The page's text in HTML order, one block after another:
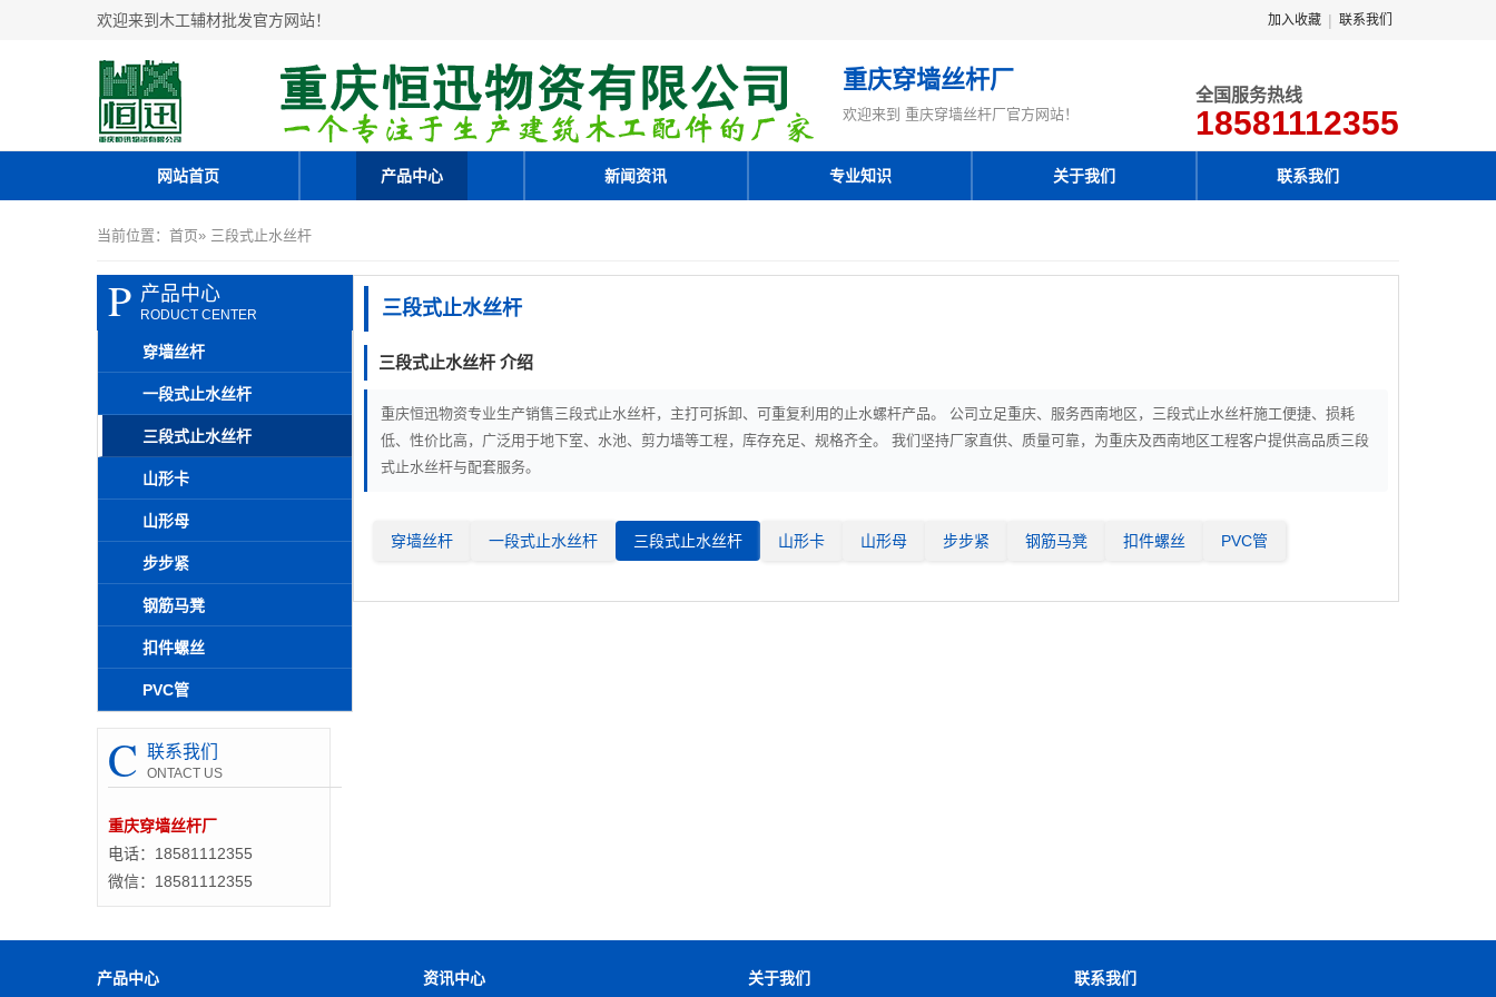
欢迎来到木工辅材批发官方网站！ 加入收藏 | 联系我们
重庆穿墙丝杆厂
欢迎来到 重庆穿墙丝杆厂官方网站！
全国服务热线
18581112355
网站首页 产品中心 新闻资讯 专业知识 关于我们 联系我们
当前位置： 首页» 三段式止水丝杆
P 产品中心
RODUCT CENTER
穿墙丝杆
一段式止水丝杆
三段式止水丝杆
山形卡
山形母
步步紧
钢筋马凳
扣件螺丝
PVC管
C 联系我们
ONTACT US
重庆穿墙丝杆厂
电话：18581112355
微信：18581112355
三段式止水丝杆
三段式止水丝杆 介绍
重庆恒迅物资专业生产销售三段式止水丝杆，主打可拆卸、可重复利用的止水螺杆产品。 公司立足重庆、服务西南地区，三段式止水丝杆施工便捷、损耗
低、性价比高，广泛用于地下室、水池、剪力墙等工程，库存充足、规格齐全。 我们坚持厂家直供、质量可靠，为重庆及西南地区工程客户提供高品质三段
式止水丝杆与配套服务。
穿墙丝杆 一段式止水丝杆 三段式止水丝杆 山形卡 山形母 步步紧 钢筋马凳 扣件螺丝 PVC管
产品中心 资讯中心 关于我们 联系我们